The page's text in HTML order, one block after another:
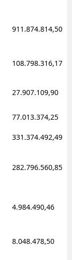
911.874.814,50
108.798.316,17
27.907.109,90
77.013.374,25
331.374.492,49
282.796.560,85
4.984.490,46
8.048.478,50